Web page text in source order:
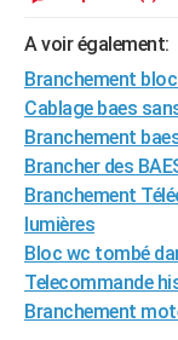
SANTE
Alimentation
Guide de la santé
Maladies
Médicaments
Sommeil
Destinations
City break
Voyage nature
Voyage de noces
Forum
Climat
+PHOTO
GUIDES D'ACHAT
BONS PLANS
CARTE DE VOEUX
Carte de Noël
Carte Bonne année
Carte Saint-Valentin
Carte Pâques
Carte d'anniversaire
DICTIONNAIRE
A voir également:
Branchement
Cablage baes
Branchement
Brancher des
Branchement
lumières
Bloc wc tombé
Telecommande
Branchement